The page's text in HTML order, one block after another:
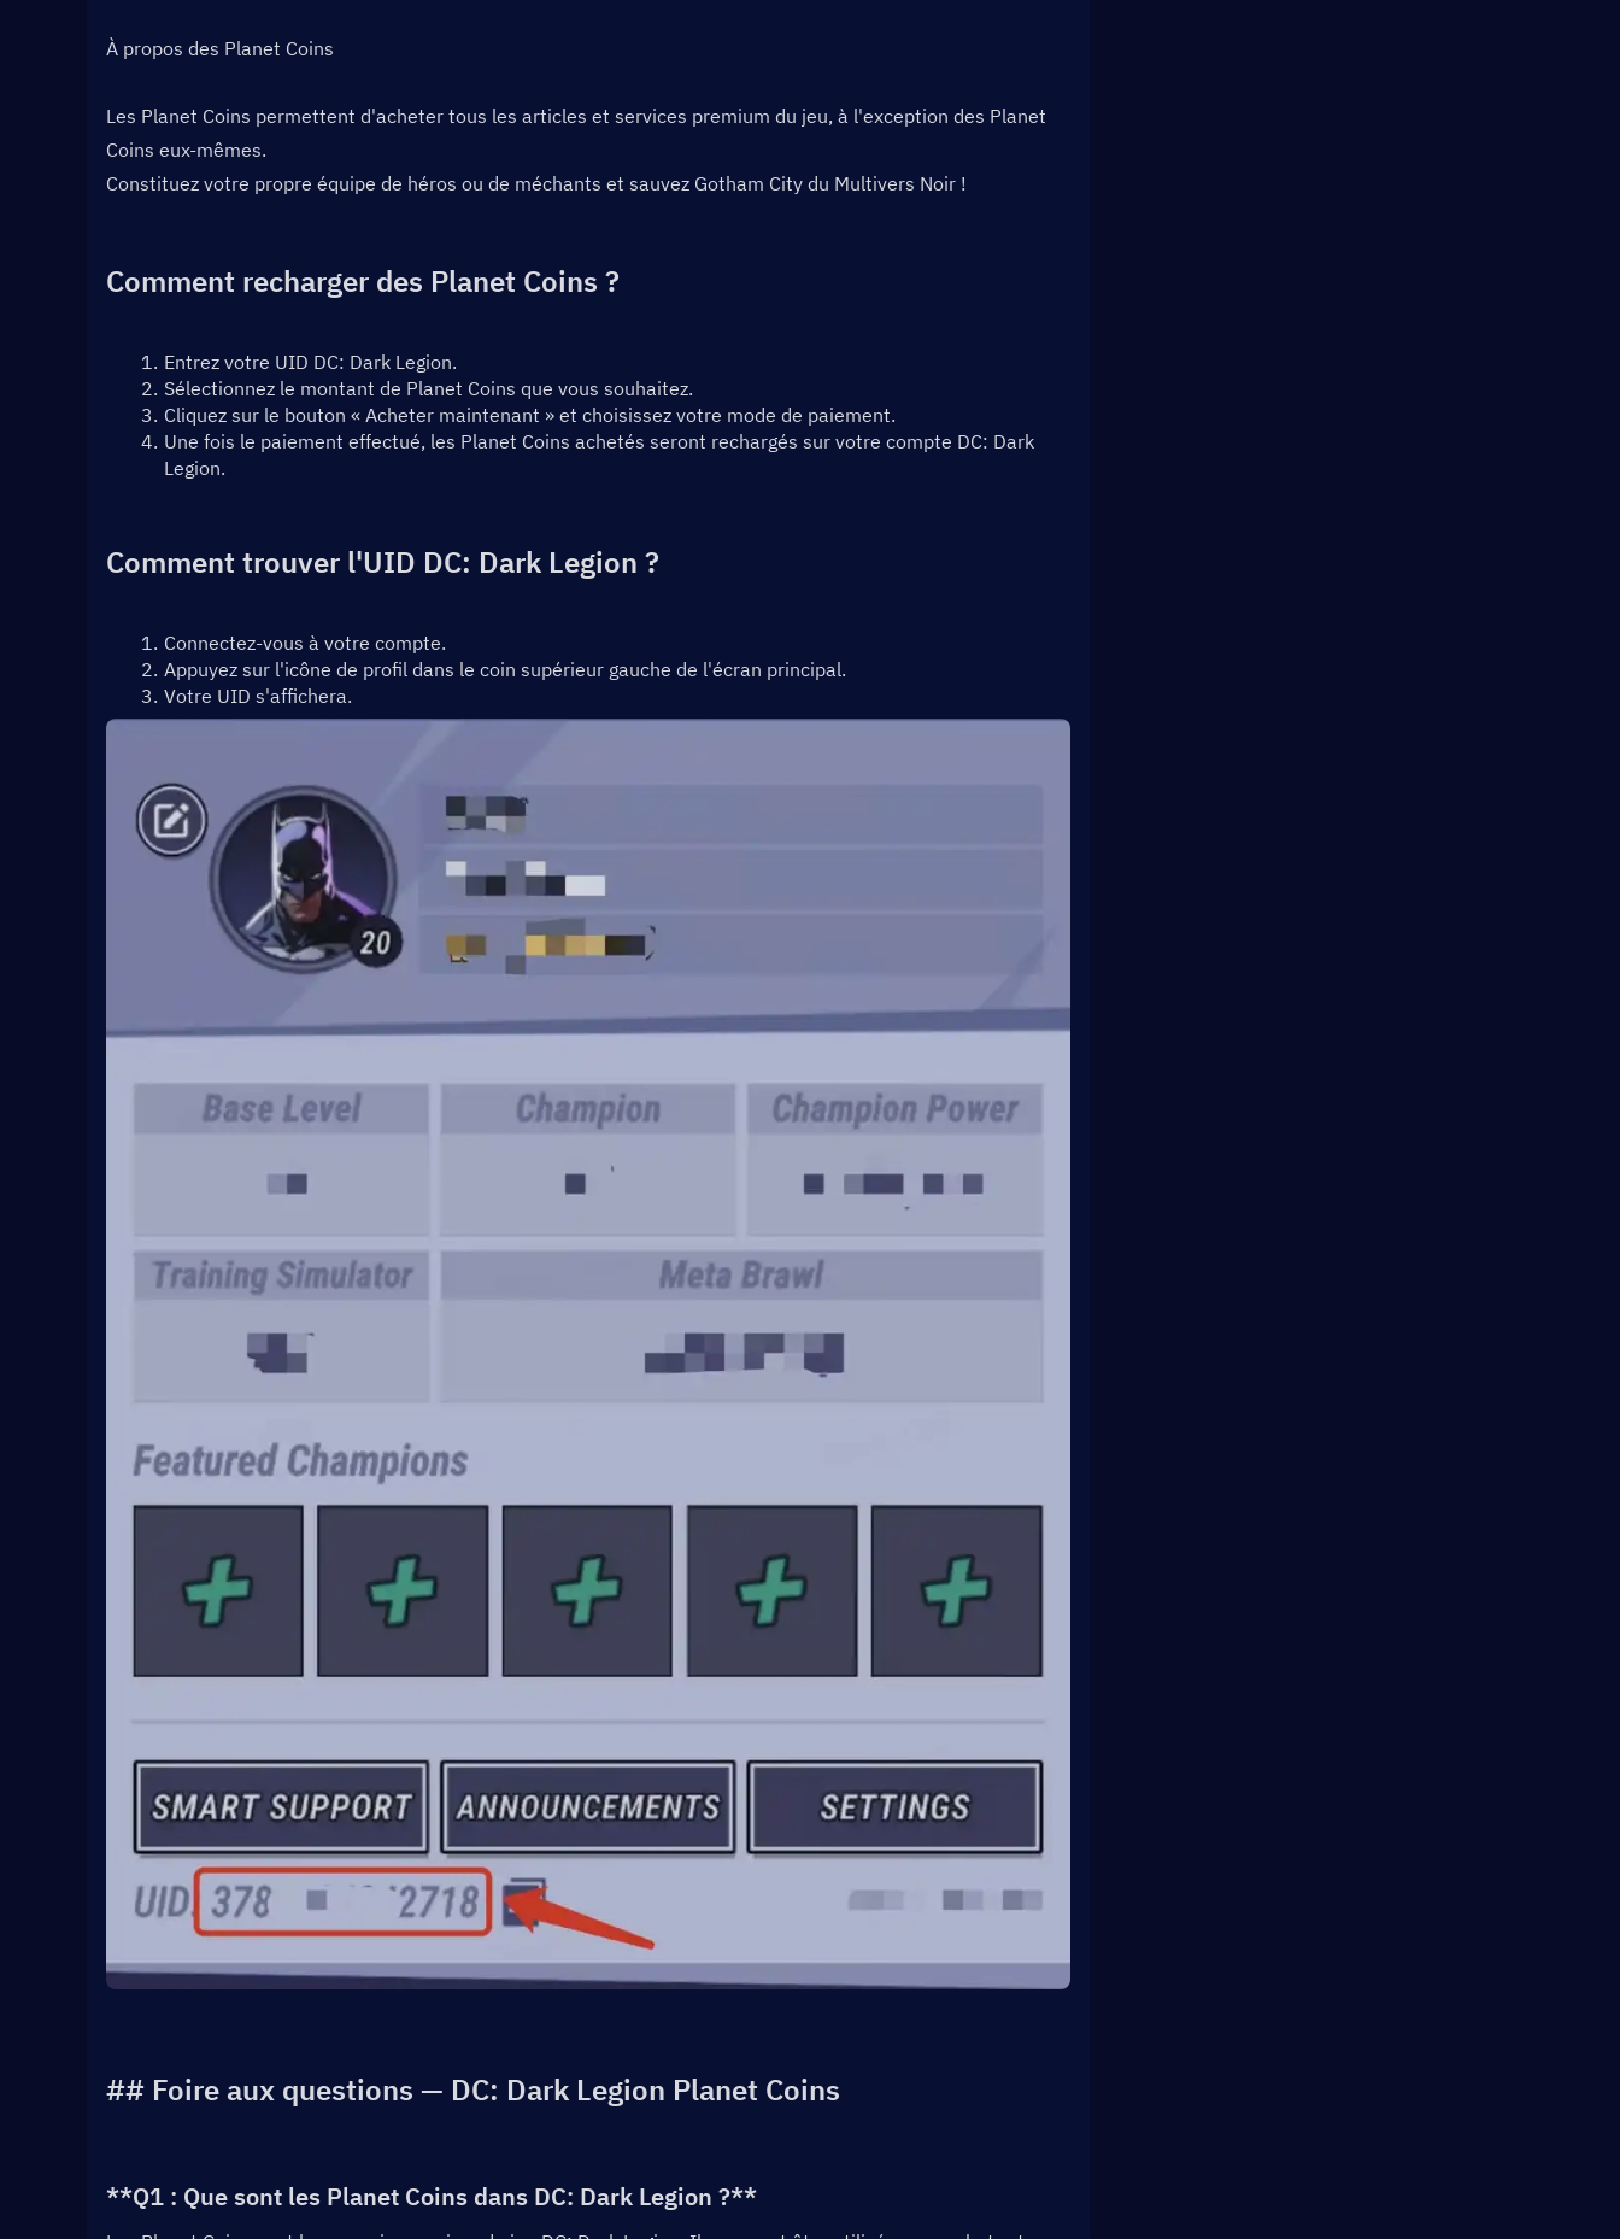
À propos des Planet Coins
Les Planet Coins permettent d'acheter tous les articles et services premium du jeu, à l'exception des Planet
Coins eux-mêmes.
Constituez votre propre équipe de héros ou de méchants et sauvez Gotham City du Multivers Noir !
Comment recharger des Planet Coins ?
Entrez votre UID DC: Dark Legion.
Sélectionnez le montant de Planet Coins que vous souhaitez.
Cliquez sur le bouton « Acheter maintenant » et choisissez votre mode de paiement.
Une fois le paiement effectué, les Planet Coins achetés seront rechargés sur votre compte DC: Dark
Legion.
Comment trouver l'UID DC: Dark Legion ?
Connectez-vous à votre compte.
Appuyez sur l'icône de profil dans le coin supérieur gauche de l'écran principal.
Votre UID s'affichera.
## Foire aux questions — DC: Dark Legion Planet Coins
**Q1 : Que sont les Planet Coins dans DC: Dark Legion ?**